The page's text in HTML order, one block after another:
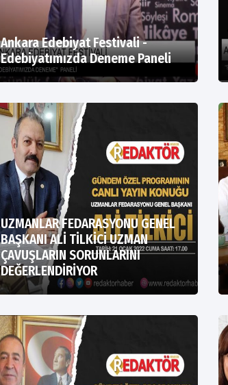
Ankara Edebiyat Festivali -
Edebiyatımızda Deneme Paneli
UZMANLAR FEDARASYONU GENEL
BAŞKANI ALİ TİLKİCİ UZMAN
ÇAVUŞLARIN SORUNLARINI
DEĞERLENDİRİYOR